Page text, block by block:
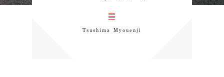
Tsushima Myouenji